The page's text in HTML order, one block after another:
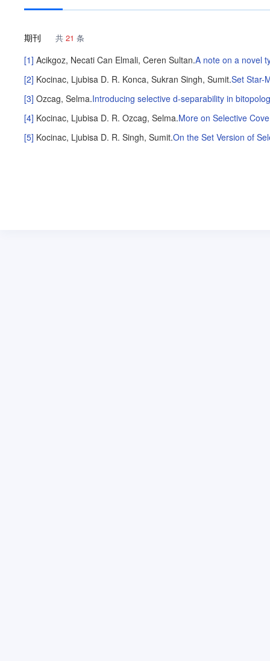
期刊 共 21 条
[1] Acikgoz, Necati Can Elmali, Ceren Sultan.A note on a novel
[2] Kocinac, Ljubisa D. R. Konca, Sukran Singh, Sumit.Set Star-
[3] Ozcag, Selma.Introducing selective d-separability in
[4] Kocinac, Ljubisa D. R. Ozcag, Selma.More on Selective
[5] Kocinac, Ljubisa D. R. Singh, Sumit.On the Set Version of